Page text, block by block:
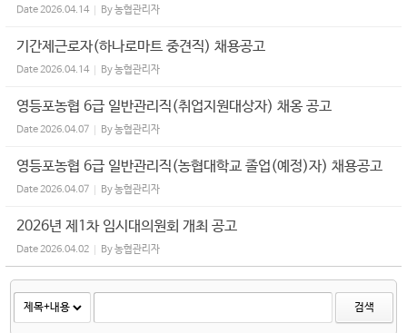
Date2026.04.14 By농협관리자
기간제근로자(하나로마트 중견직) 채용공고
Date2026.04.14 By농협관리자
영등포농협 6급 일반관리직(취업지원대상자) 채옹 공고
Date2026.04.07 By농협관리자
영등포농협 6급 일반관리직(농협대학교 졸업(예정)자) 채용공고
Date2026.04.07 By농협관리자
2026년 제1차 임시대의원회 개최 공고
Date2026.04.02 By농협관리자
검색